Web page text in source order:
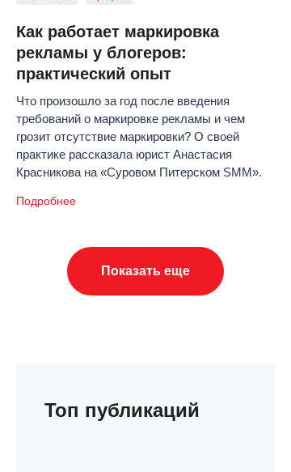
Как работает маркировка
рекламы у блогеров:
практический опыт
Что произошло за год после введения
требований о маркировке рекламы и чем
грозит отсутствие маркировки? О своей
практике рассказала юрист Анастасия
Красникова на «‎Суровом Питерском SMM».
Подробнее
Показать еще
Топ публикаций